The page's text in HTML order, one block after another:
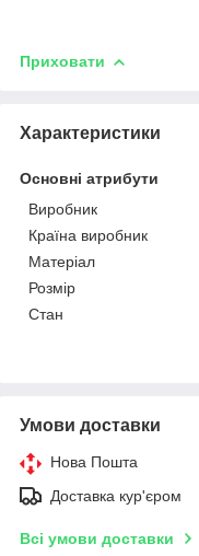
Приховати
Характеристики
Основні атрибути
Виробник
Країна виробник
Матеріал
Розмір
Стан
Умови доставки
Нова Пошта
Доставка кур'єром
Всі умови доставки